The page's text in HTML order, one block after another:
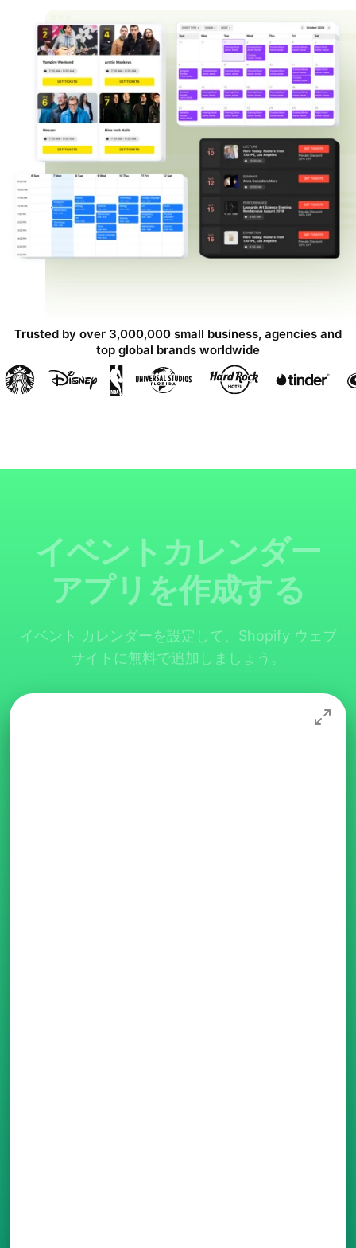
Trusted by over 3,000,000 small business, agencies and
top global brands worldwide
イベントカレンダー
アプリを作成する
イベント カレンダーを設定して、Shopify ウェブ
サイトに無料で追加しましょう。